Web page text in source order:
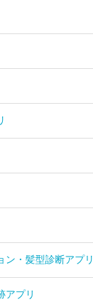
ン・髪型診断アプリ
アプリ